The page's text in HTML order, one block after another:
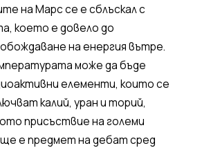
на Марс се е сблъскал с
което е довело до
на енергия вътре.
може да бъде
елементи, които се
калий, уран и торий,
присъствие на големи
е предмет на дебат сред